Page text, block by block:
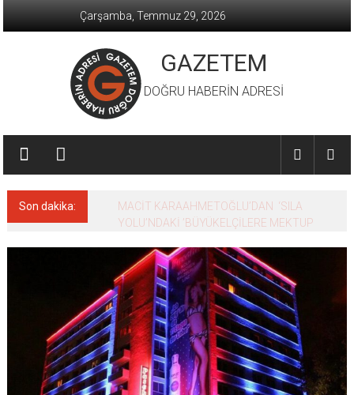
Çarşamba, Temmuz 29, 2026
GAZETEM
DOĞRU HABERİN ADRESİ
Son dakika:
MACİT KARAAHMETOĞLU’DAN ‘SILA
YOLU’NDAKİ ’BÜYÜKELÇİLERE MEKTUP